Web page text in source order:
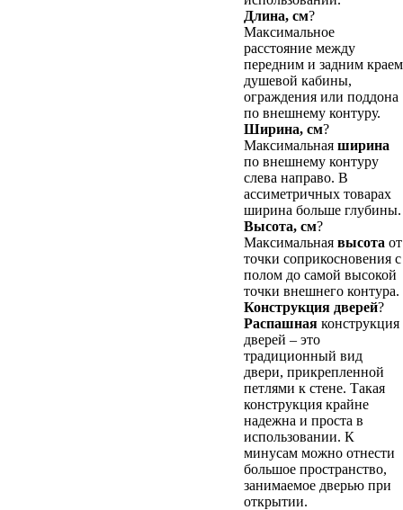
Длина, см?
Максимальное
расстояние между
передним и задним краем
душевой кабины,
ограждения или поддона
по внешнему контуру.
Ширина, см?
Максимальная ширина
по внешнему контуру
слева направо. В
ассиметричных товарах
ширина больше глубины.
Высота, см?
Максимальная высота от
точки соприкосновения с
полом до самой высокой
точки внешнего контура.
Конструкция дверей?
Распашная конструкция
дверей – это
традиционный вид
двери, прикрепленной
петлями к стене. Такая
конструкция крайне
надежна и проста в
использовании. К
минусам можно отнести
большое пространство,
занимаемое дверью при
открытии.